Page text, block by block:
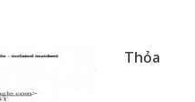
Thỏa